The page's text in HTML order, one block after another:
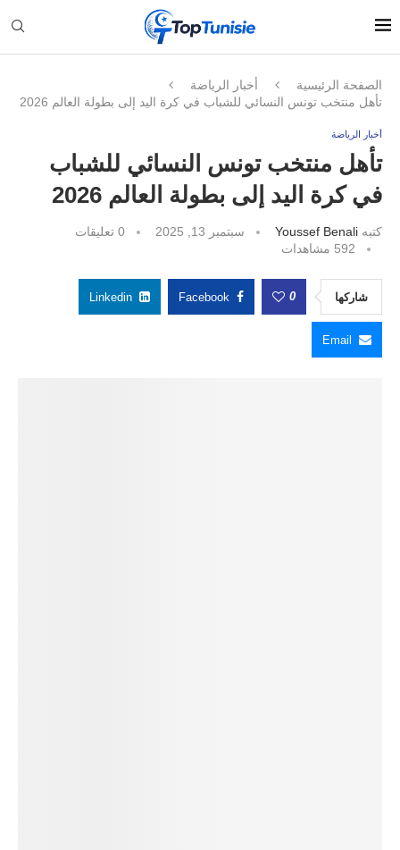
الصفحة الرئيسية
أخبار الرياضة
تأهل منتخب تونس النسائي للشباب في كرة اليد إلى بطولة العالم 2026
أخبار الرياضة
تأهل منتخب تونس النسائي للشباب
في كرة اليد إلى بطولة العالم 2026
كتبه Youssef Benali سبتمبر 13, 2025
0 تعليقات
592 مشاهدات
شاركها 0
Facebook
Linkedin
Email